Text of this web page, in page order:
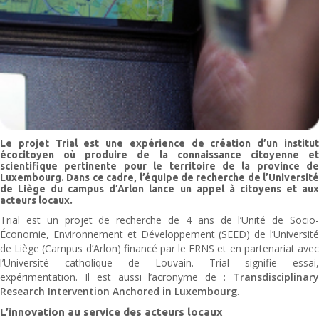
Le projet Trial est une expérience de création d’un institut
écocitoyen où produire de la connaissance citoyenne et
scientifique pertinente pour le territoire de la province de
Luxembourg. Dans ce cadre, l’équipe de recherche de l’Université
de Liège du campus d’Arlon lance un appel à citoyens et aux
acteurs locaux.
Trial est un projet de recherche de 4 ans de l’Unité de Socio-
Économie, Environnement et Développement (SEED) de l’Université
de Liège (Campus d’Arlon) financé par le FRNS et en partenariat avec
l’Université catholique de Louvain. Trial signifie essai,
expérimentation. Il est aussi l’acronyme de : Transdisciplinary
Research Intervention Anchored in Luxembourg.
L’innovation au service des acteurs locaux